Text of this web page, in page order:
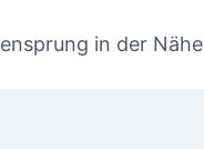
in der Nähe